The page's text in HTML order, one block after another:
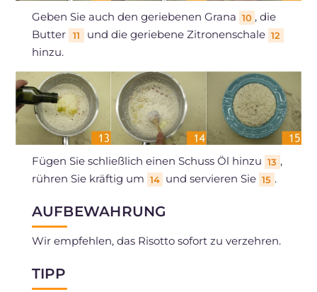
Geben Sie auch den geriebenen Grana 10 , die
Butter
11 und die geriebene Zitronenschale 12
hinzu.
Fügen Sie schließlich einen Schuss Öl hinzu 13 ,
rühren Sie kräftig um 14 und servieren Sie 15 .
AUFBEWAHRUNG
Wir empfehlen, das Risotto sofort zu verzehren.
TIPP